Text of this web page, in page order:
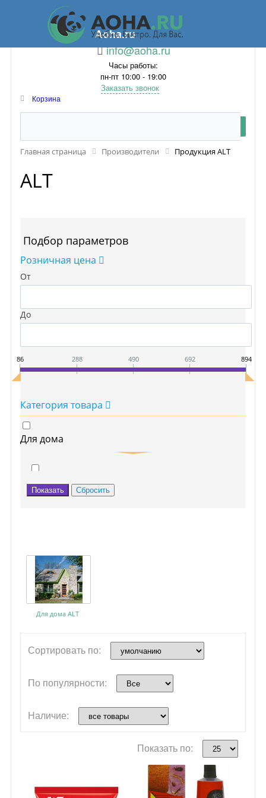
Aoha.ru
info@aoha.ru
Часы работы:
пн-пт 10:00 - 19:00
Заказать звонок
Корзина
Главная страница Производители Продукция ALT
ALT
Подбор параметров
Розничная цена
От
До
86 288 490 692 894
Категория товара
Для дома
Средства от насекомых и грызунов
Для дома ALT
Сортировать по:
По популярности:
Наличие:
Показать по: